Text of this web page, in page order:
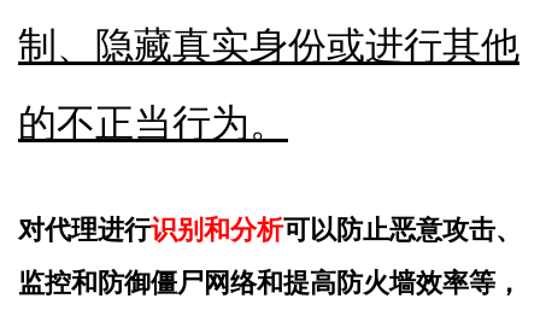
制、隐藏真实身份或进行其他
的不正当行为。
对代理进行识别和分析可以防止恶意攻击、
监控和防御僵尸网络和提高防火墙效率等，